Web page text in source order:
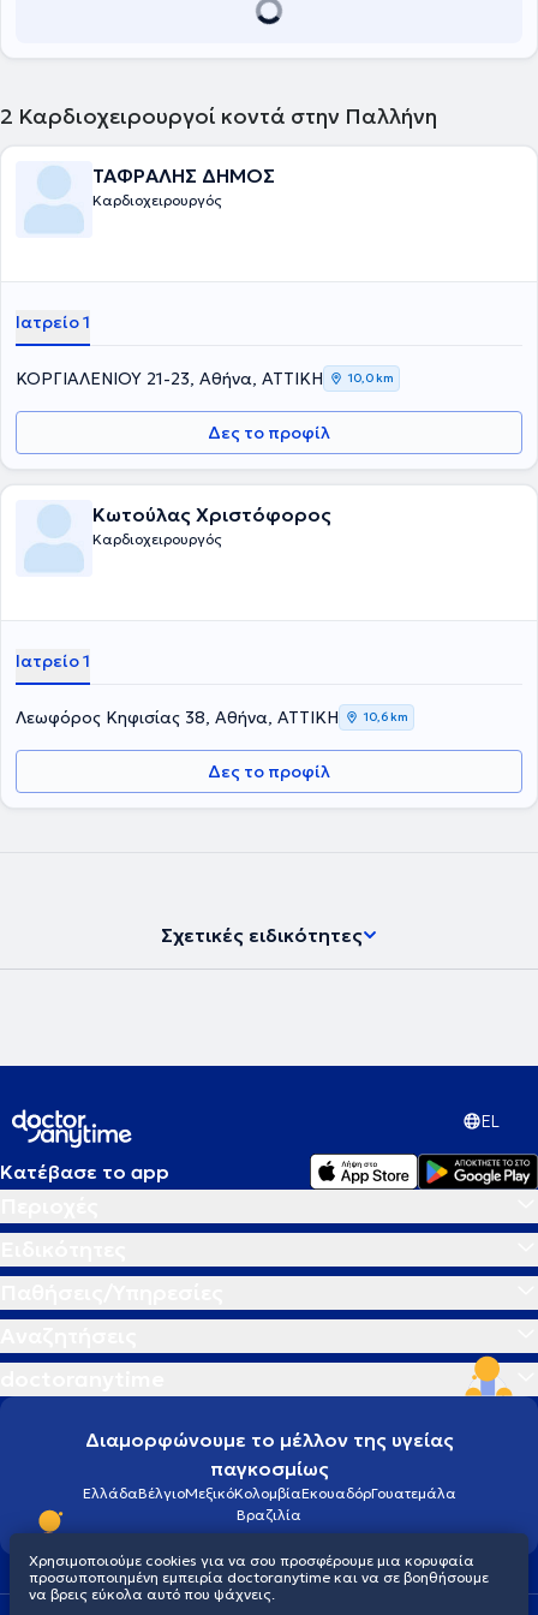
2 Καρδιοχειρουργοί κοντά στην Παλλήνη
ΤΑΦΡΑΛΗΣ ΔΗΜΟΣ
Καρδιοχειρουργός
Ιατρείο 1
ΚΟΡΓΙΑΛΕΝΙΟΥ 21-23, Αθήνα, ΑΤΤΙΚΗ 10,0 km
Δες το προφίλ
Κωτούλας Χριστόφορος
Καρδιοχειρουργός
Ιατρείο 1
Λεωφόρος Κηφισίας 38, Αθήνα, ΑΤΤΙΚΗ 10,6 km
Δες το προφίλ
Σχετικές ειδικότητες
EL
Κατέβασε το app
Διαμορφώνουμε το μέλλον της υγείας
παγκοσμίως
ΕλλάδαΒέλγιοΜεξικόΚολομβίαΕκουαδόρΓουατεμάλα
Βραζιλία
Χρησιμοποιούμε cookies για να σου προσφέρουμε μια κορυφαία
προσωποποιημένη εμπειρία doctoranytime και να σε βοηθήσουμε
να βρεις εύκολα αυτό που ψάχνεις.